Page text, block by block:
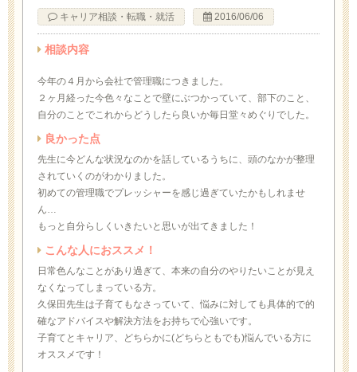
キャリア相談・転職・就活 2016/06/06
相談内容
今年の４月から会社で管理職につきました。
２ヶ月経った今色々なことで壁にぶつかっていて、部下のこと、
自分のことでこれからどうしたら良いか毎日堂々めぐりでした。
良かった点
先生に今どんな状況なのかを話しているうちに、頭のなかが整理
されていくのがわかりました。
初めての管理職でプレッシャーを感じ過ぎていたかもしれませ
ん…
もっと自分らしくいきたいと思いが出てきました！
こんな人におススメ！
日常色んなことがあり過ぎて、本来の自分のやりたいことが見え
なくなってしまっている方。
久保田先生は子育てもなさっていて、悩みに対しても具体的で的
確なアドバイスや解決方法をお持ちで心強いです。
子育てとキャリア、どちらかに(どちらともでも)悩んでいる方に
オススメです！